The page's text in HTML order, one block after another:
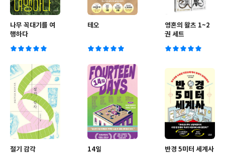
나무 꼭대기를 여
행하다
테오
영혼의 왈츠 1~2
권 세트
절기 감각 14일 반경 5미터 세계사